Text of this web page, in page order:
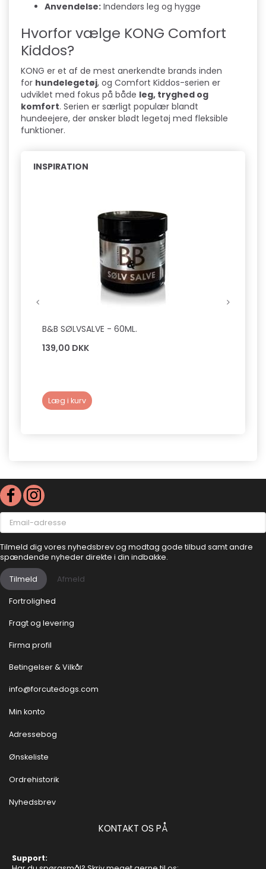
Anvendelse: Indendørs leg og hygge
Hvorfor vælge KONG Comfort
Kiddos?
KONG er et af de mest anerkendte brands inden
for hundelegetøj, og Comfort Kiddos-serien er
udviklet med fokus på både leg, tryghed og
komfort. Serien er særligt populær blandt
hundeejere, der ønsker blødt legetøj med fleksible
funktioner.
INSPIRATION
B&B SØLVSALVE - 60ML.
139,00 DKK
Læg i kurv
Email-
adresse
Tilmeld dig vores nyhedsbrev og modtag gode tilbud samt andre
spændende nyheder direkte i din indbakke.
Tilmeld Afmeld
Fortrolighed
Fragt og levering
Firma profil
Betingelser & Vilkår
info@forcutedogs.com
Min konto
Adressebog
Ønskeliste
Ordrehistorik
Nyhedsbrev
KONTAKT OS PÅ
Support: